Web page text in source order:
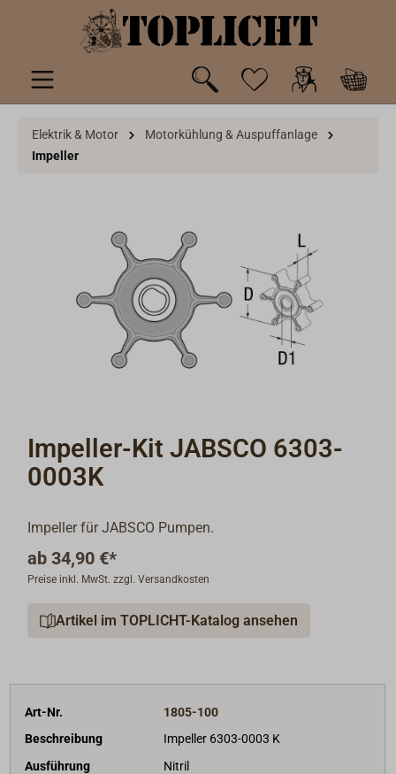
springen
Elektrik & Motor
Motorkühlung & Auspuffanlage
Impeller
Impeller-Kit JABSCO 6303-
0003K
Impeller für JABSCO Pumpen.
ab 34,90 €*
Preise inkl. MwSt. zzgl. Versandkosten
Artikel im TOPLICHT-Katalog ansehen
Art-Nr.
1805-100
Beschreibung
Impeller 6303-0003 K
Ausführung
Nitril